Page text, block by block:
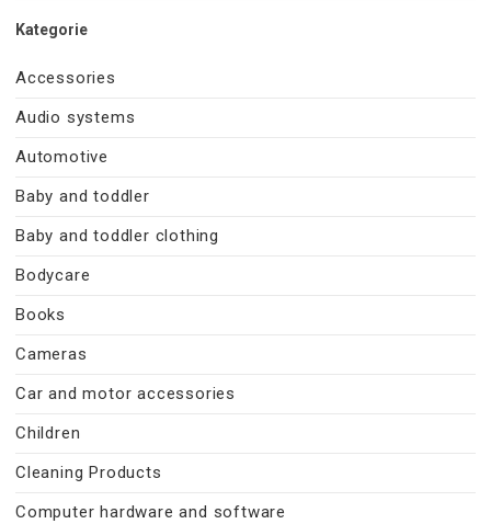
Kategorie
Accessories
Audio systems
Automotive
Baby and toddler
Baby and toddler clothing
Bodycare
Books
Cameras
Car and motor accessories
Children
Cleaning Products
Computer hardware and software